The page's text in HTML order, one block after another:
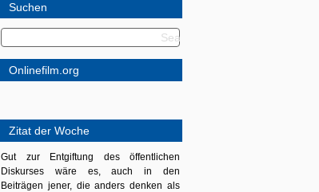
Suchen
Onlinefilm.org
Zitat der Woche
Gut zur Entgiftung des öffentlichen
Diskurses wäre es, auch in den
Beiträgen jener, die anders denken als